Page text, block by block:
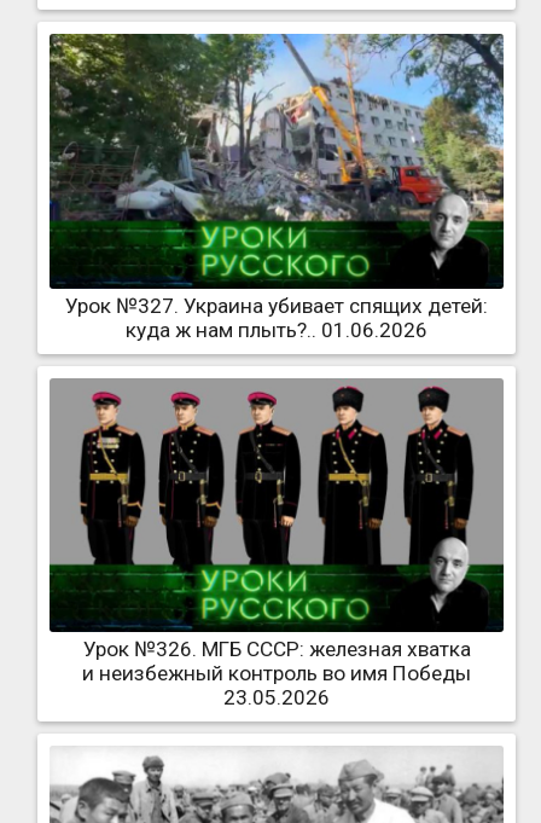
Урок №327. Украина убивает спящих детей:
куда ж нам плыть?.. 01.06.2026
Урок №326. МГБ СССР: железная хватка
и неизбежный контроль во имя Победы
23.05.2026